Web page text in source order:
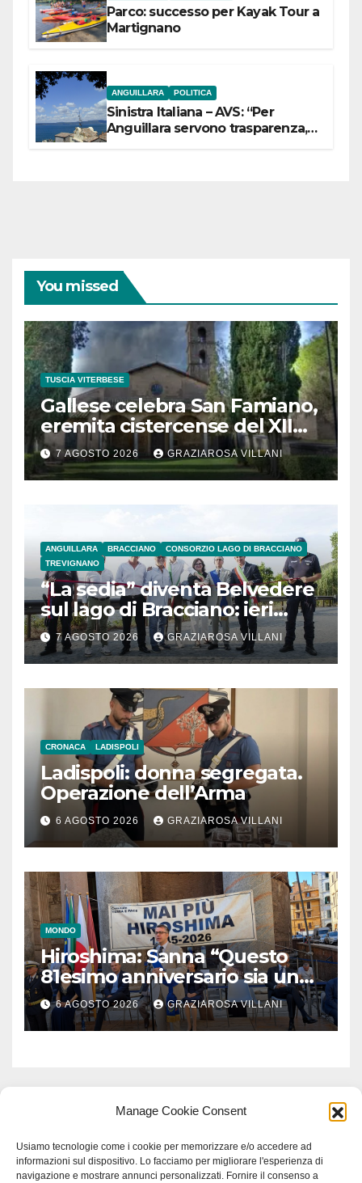
Manage Cookie Consent
Usiamo tecnologie come i cookie per memorizzare e/o accedere ad
informazioni sul dispositivo. Lo facciamo per migliorare l'esperienza di
navigazione e mostrare annunci personalizzati. Fornire il consenso a
Parco: successo per Kayak Tour a
Martignano
ANGUILLARA POLITICA
Sinistra Italiana – AVS: “Per
Anguillara servono trasparenza,
You missed
TUSCIA VITERBESE
Gallese celebra San Famiano,
eremita cistercense del XII
secolo
7 AGOSTO 2026 GRAZIAROSA VILLANI
ANGUILLARA BRACCIANO
CONSORZIO LAGO DI BRACCIANO
TREVIGNANO
“La sedia” diventa Belvedere
sul lago di Bracciano: ieri
l’inaugurazione
7 AGOSTO 2026 GRAZIAROSA VILLANI
CRONACA LADISPOLI
Ladispoli: donna segregata.
Operazione dell’Arma
6 AGOSTO 2026 GRAZIAROSA VILLANI
MONDO
Hiroshima: Sanna “Questo
81esimo anniversario sia un
monito per tutti”
6 AGOSTO 2026 GRAZIAROSA VILLANI